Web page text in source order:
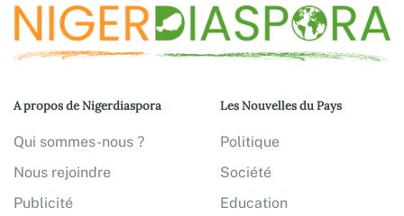
A propos de Nigerdiaspora
Qui sommes-nous ?
Nous rejoindre
Publicité
Les Nouvelles du Pays
Politique
Société
Education